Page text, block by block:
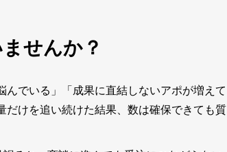
せんか？
でいる」「成果に直結しないアポが増えて
だけを追い続けた結果、数は確保できても質